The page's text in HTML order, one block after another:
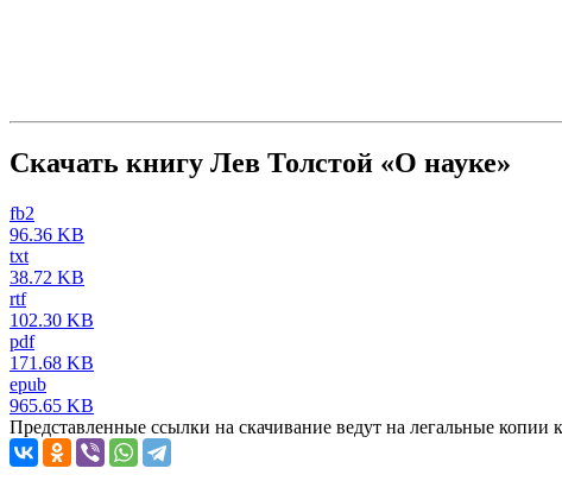
Скачать книгу Лев Толстой «О науке»
fb2
96.36 KB
txt
38.72 KB
rtf
102.30 KB
pdf
171.68 KB
epub
965.65 KB
Представленные ссылки на скачивание ведут на легальные копии